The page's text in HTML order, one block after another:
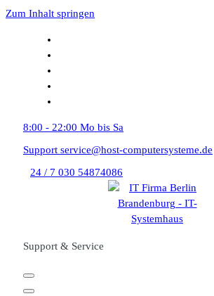
Zum Inhalt springen
8:00 - 22:00 Mo bis Sa
Support service@host-computersysteme.de
24 / 7 030 54874086
Support & Service